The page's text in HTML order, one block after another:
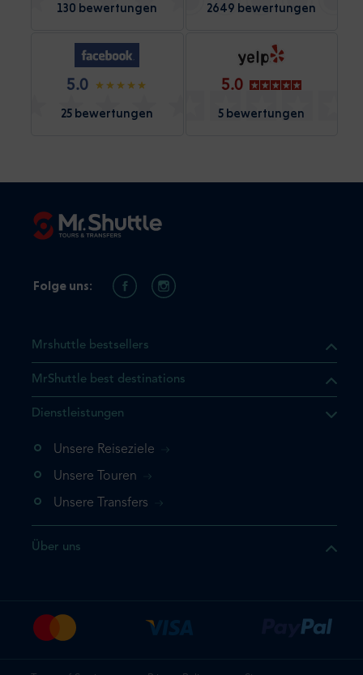
130 bewertungen 2649 bewertungen
5.0
25 bewertungen
5.0
5 bewertungen
dass sich das Produkt, das
Warenkorb befindet.
einmal hinzufügen
ein weiteres Mal
Mrshuttle bestsellers
MrShuttle best destinations
Dienstleistungen
Unsere Reiseziele
Unsere Touren
Unsere Transfers
Über uns
Folge uns: